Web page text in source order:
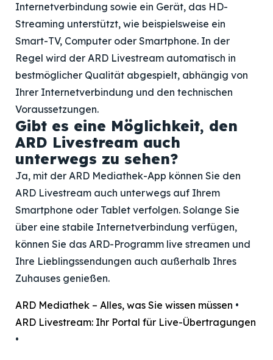
Internetverbindung sowie ein Gerät, das HD-
Streaming unterstützt, wie beispielsweise ein
Smart-TV, Computer oder Smartphone. In der
Regel wird der ARD Livestream automatisch in
bestmöglicher Qualität abgespielt, abhängig von
Ihrer Internetverbindung und den technischen
Voraussetzungen.
Gibt es eine Möglichkeit, den
ARD Livestream auch
unterwegs zu sehen?
Ja, mit der ARD Mediathek-App können Sie den
ARD Livestream auch unterwegs auf Ihrem
Smartphone oder Tablet verfolgen. Solange Sie
über eine stabile Internetverbindung verfügen,
können Sie das ARD-Programm live streamen und
Ihre Lieblingssendungen auch außerhalb Ihres
Zuhauses genießen.
ARD Mediathek – Alles, was Sie wissen müssen •
ARD Livestream: Ihr Portal für Live-Übertragungen
•